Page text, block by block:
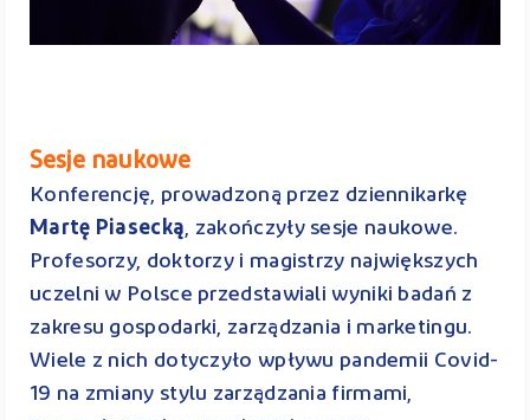
Sesje naukowe
Konferencję, prowadzoną przez dziennikarkę
Martę Piasecką, zakończyły sesje naukowe.
Profesorzy, doktorzy i magistrzy największych
uczelni w Polsce przedstawiali wyniki badań z
zakresu gospodarki, zarządzania i marketingu.
Wiele z nich dotyczyło wpływu pandemii Covid-
19 na zmiany stylu zarządzania firmami,